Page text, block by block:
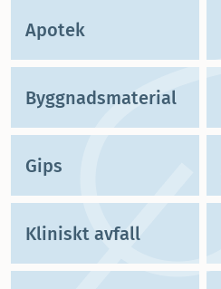
Apotek
Byggnadsmaterial
Gips
Kliniskt avfall